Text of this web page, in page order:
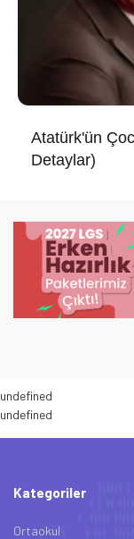
Atatürk'ün
Detaylar)
undefined
undefined
Kategoriler
Ortaokul